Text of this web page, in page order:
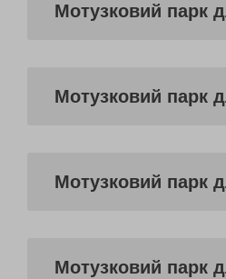
Мотузковий парк
Мотузковий парк
Мотузковий парк
Мотузковий парк